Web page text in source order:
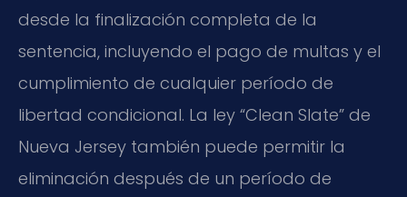
desde la finalización completa de la
sentencia, incluyendo el pago de multas y el
cumplimiento de cualquier período de
libertad condicional. La ley “Clean Slate” de
Nueva Jersey también puede permitir la
eliminación después de un período de